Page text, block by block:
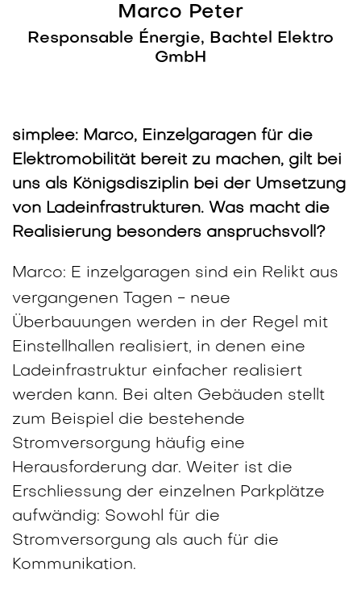
Marco Peter
Responsable Énergie, Bachtel Elektro
GmbH
simplee: Marco, Einzelgaragen für die
Elektromobilität bereit zu machen, gilt bei
uns als Königsdisziplin bei der Umsetzung
von Ladeinfrastrukturen. Was macht die
Realisierung besonders anspruchsvoll?
Marco: E inzelgaragen sind ein Relikt aus
vergangenen Tagen - neue
Überbauungen werden in der Regel mit
Einstellhallen realisiert, in denen eine
Ladeinfrastruktur einfacher realisiert
werden kann. Bei alten Gebäuden stellt
zum Beispiel die bestehende
Stromversorgung häufig eine
Herausforderung dar. Weiter ist die
Erschliessung der einzelnen Parkplätze
aufwändig: Sowohl für die
Stromversorgung als auch für die
Kommunikation.